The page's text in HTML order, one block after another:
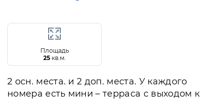
Площадь
25 кв.м.
2 осн. места. и 2 доп. места. У каждого
номера есть мини – терраса с выходом к